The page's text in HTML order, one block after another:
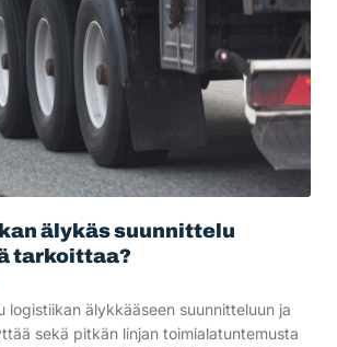
älykäs suunnittelu
tarkoittaa?
logistiikan älykkääseen suunnitteluun ja
sekä pitkän linjan toimialatuntemusta